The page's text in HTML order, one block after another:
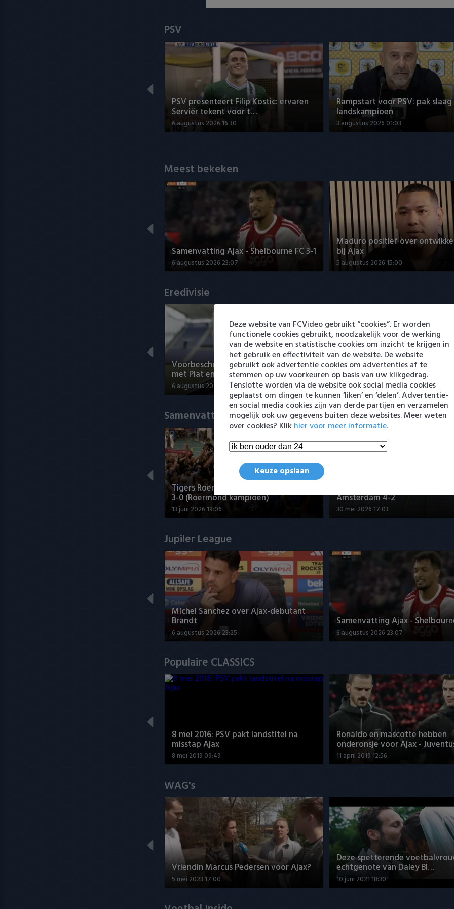
PSV
PSV presenteert Filip Kostic: ervaren
Serviër tekent voor t…
6 augustus 2026 16:30
Rampstart voor PSV: pak
landskampioen
3 augustus 2026 01:03
Meest bekeken
Samenvatting Ajax - Shelbourne FC 3-1
6 augustus 2026 23:07
Maduro positief over
bij Ajax
5 augustus 2026 15:00
Eredivisie
Voorbeschouwing Cambuur-Excelsior
met Plat en El Arguioui
6 augustus 2026 18:49
PSV presenteert Filip Kostic:
Serviër tekent voor t…
6 augustus 2026 16:30
Samenvattingen Eredivisie
Tigers Roermond - Futsal Amsterdam
3-0 (Roermond kampioen)
13 juni 2026 19:06
Samenvatting ZVG/Cagemax
Amsterdam 4-2
30 mei 2026 17:03
Jupiler League
Míchel Sanchez over Ajax-debutant
Brandt
6 augustus 2026 23:25
Samenvatting Ajax -
6 augustus 2026 23:07
Populaire CLASSICS
8 mei 2016: PSV pakt landstitel na
misstap Ajax
8 mei 2019 09:49
Ronaldo en mascotte hebben
onderonsje voor Ajax -
11 april 2019 12:56
WAG's
Vriendin Marcus Pedersen voor Ajax?
5 mei 2023 17:00
Deze spetterende
echtgenote van Daley Bl…
10 juni 2021 18:30
Deze website van FCVideo gebruikt “cookies”. Er worden
functionele cookies gebruikt, noodzakelijk voor de werking
van de website en statistische cookies om inzicht te krijgen in
het gebruik en effectiviteit van de website. De website
gebruikt ook advertentie cookies om advertenties af te
stemmen op uw voorkeuren op basis van uw klikgedrag.
Tenslotte worden via de website ook social media cookies
geplaatst om dingen te kunnen ‘liken’ en ‘delen’. Advertentie-
en social media cookies zijn van derde partijen en verzamelen
mogelijk ook uw gegevens buiten deze websites. Meer weten
over cookies? Klikhier voor meer informatie.
Keuze opslaan